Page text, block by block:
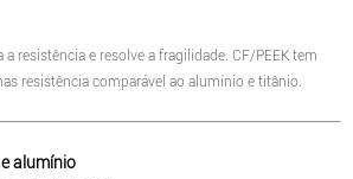
resistência e resolve a fragilidade. CF/PEEK tem
resistência comparável ao alumínio e titânio.
alumínio